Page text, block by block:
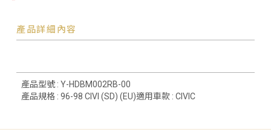
產品詳細內容
產品型號 : Y-HDBM002RB-00
產品規格 : 96-98 CIVI (SD) (EU)適用車款 : CIVIC